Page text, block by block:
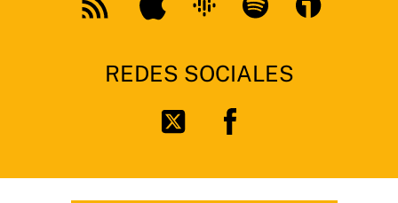
Feed
Apple
Google
Spotify
REDES SOCIALES
Twitter Facebook